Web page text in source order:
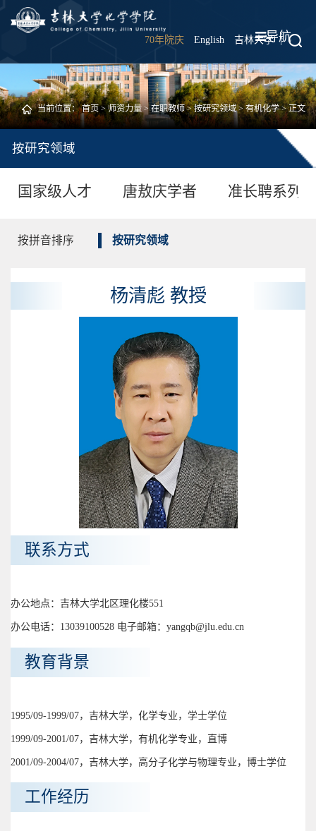
70年院庆 English 吉林大学 |
导航
当前位置：首页>师资力量>在职教师>按研究领域>有机化学> 正文
按研究领域
国家级人才 唐敖庆学者 准长聘系列
按拼音排序 按研究领域
杨清彪 教授
联系方式
办公地点：吉林大学北区理化楼551
办公电话：13039100528 电子邮箱：yangqb@jlu.edu.cn
教育背景
1995/09-1999/07，吉林大学，化学专业，学士学位
1999/09-2001/07，吉林大学，有机化学专业，直博
2001/09-2004/07，吉林大学，高分子化学与物理专业，博士学位
工作经历